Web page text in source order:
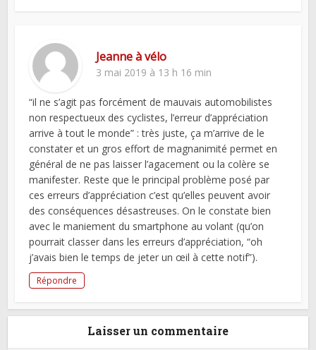
Jeanne à vélo
3 mai 2019 à 13 h 16 min
“il ne s’agit pas forcément de mauvais automobilistes
non respectueux des cyclistes, l’erreur d’appréciation
arrive à tout le monde” : très juste, ça m’arrive de le
constater et un gros effort de magnanimité permet en
général de ne pas laisser l’agacement ou la colère se
manifester. Reste que le principal problème posé par
ces erreurs d’appréciation c’est qu’elles peuvent avoir
des conséquences désastreuses. On le constate bien
avec le maniement du smartphone au volant (qu’on
pourrait classer dans les erreurs d’appréciation, “oh
j’avais bien le temps de jeter un œil à cette notif”).
Répondre
Laisser un commentaire